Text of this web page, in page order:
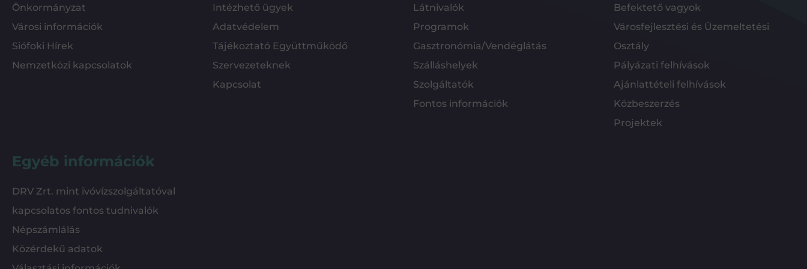
Önkormányzat
Városi információk
Siófoki Hírek
Nemzetközi kapcsolatok
Intézhető ügyek
Adatvédelem
Tájékoztató Együttműködő
Szervezeteknek
Kapcsolat
Látnivalók
Programok
Gasztronómia/Vendéglátás
Szálláshelyek
Szolgáltatók
Fontos információk
Befektető vagyok
Városfejlesztési és Üzemeltetési
Osztály
Pályázati felhívások
Ajánlattételi felhívások
Közbeszerzés
Projektek
Egyéb információk
DRV Zrt. mint ivóvízszolgáltatóval
kapcsolatos fontos tudnivalók
Népszámlálás
Közérdekű adatok